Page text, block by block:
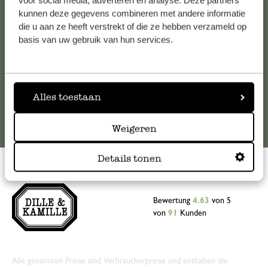
kunnen deze gegevens combineren met andere informatie
die u aan ze heeft verstrekt of die ze hebben verzameld op
basis van uw gebruik van hun services.
Alles toestaan
Weigeren
Details tonen
die Antworten aufhäufig gestellte Fragen.
Online-Kundenservice
Bewertung 4.63 von 5
von 91 Kunden
Alle genannten Preise sind Verbraucherpreise und enthalten die